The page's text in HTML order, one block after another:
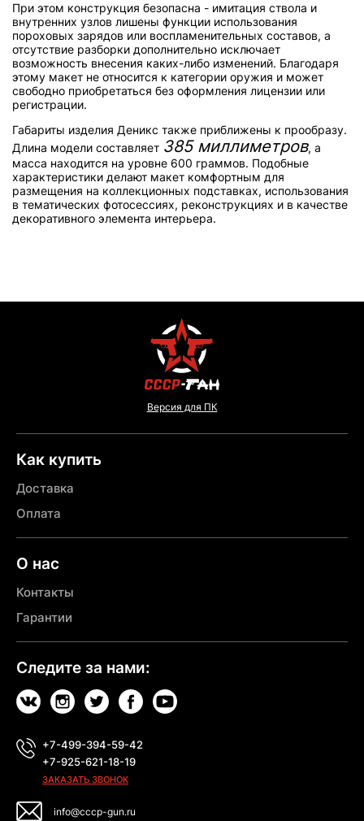
При этом конструкция безопасна - имитация ствола и
внутренних узлов лишены функции использования
пороховых зарядов или воспламенительных составов, а
отсутствие разборки дополнительно исключает
возможность внесения каких-либо изменений. Благодаря
этому макет не относится к категории оружия и может
свободно приобретаться без оформления лицензии или
регистрации.
Габариты изделия Деникс также приближены к прообразу.
Длина модели составляет 385 миллиметров, а
масса находится на уровне 600 граммов. Подобные
характеристики делают макет комфортным для
размещения на коллекционных подставках, использования
в тематических фотосессиях, реконструкциях и в качестве
декоративного элемента интерьера.
Версия для ПК
Как купить
Доставка
Оплата
О нас
Контакты
Гарантии
Следите за нами:
+7-499-394-59-42
+7-925-621-18-19
ЗАКАЗАТЬ ЗВОНОК
info@cccp-gun.ru